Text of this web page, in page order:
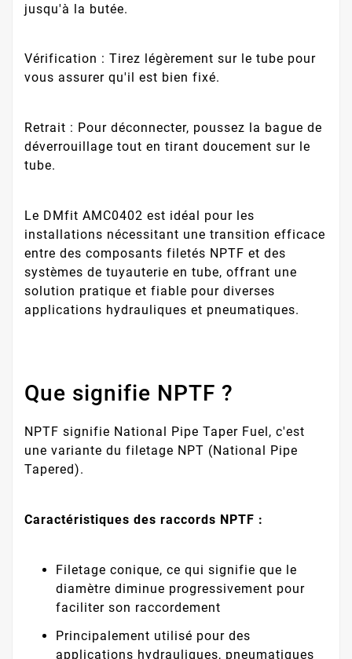
jusqu'à la butée.
Vérification : Tirez légèrement sur le tube pour
vous assurer qu'il est bien fixé.
Retrait : Pour déconnecter, poussez la bague de
déverrouillage tout en tirant doucement sur le
tube.
Le DMfit AMC0402 est idéal pour les
installations nécessitant une transition efficace
entre des composants filetés NPTF et des
systèmes de tuyauterie en tube, offrant une
solution pratique et fiable pour diverses
applications hydrauliques et pneumatiques.
Que signifie NPTF ?
NPTF signifie National Pipe Taper Fuel, c'est
une variante du filetage NPT (National Pipe
Tapered).
Caractéristiques des raccords NPTF :
Filetage conique, ce qui signifie que le
diamètre diminue progressivement pour
faciliter son raccordement
Principalement utilisé pour des
applications hydrauliques, pneumatiques